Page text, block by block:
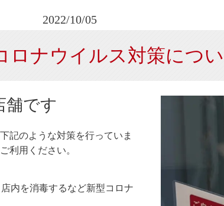
2022/10/05
ロナウイルス対策につ
舗です
記のような対策を行っていま
利用ください。
内を消毒するなど新型コロナ